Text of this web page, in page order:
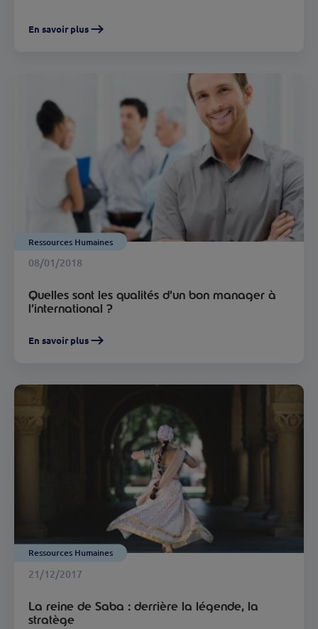
En savoir plus
Ressources Humaines
08/01/2018
Quelles sont les qualités d’un bon manager à
l’international ?
En savoir plus
Ressources Humaines
21/12/2017
La reine de Saba : derrière la légende, la
stratège